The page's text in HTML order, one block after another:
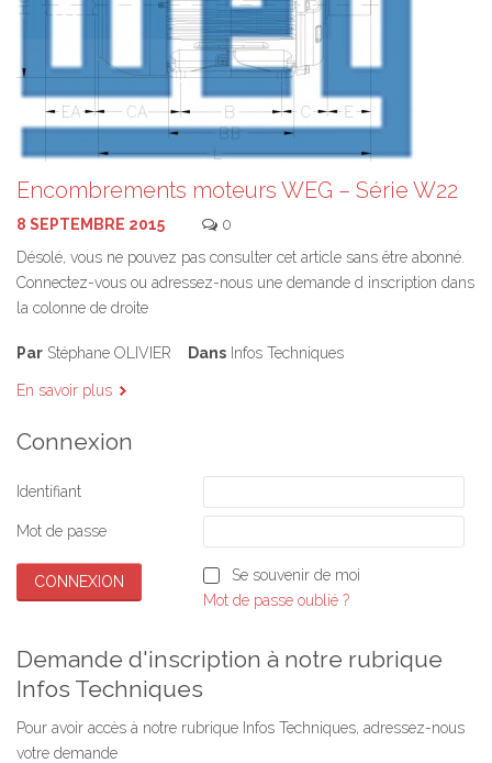
Encombrements moteurs WEG – Série W22
8 SEPTEMBRE 2015
0
Désolé, vous ne pouvez pas consulter cet article sans être abonné.
Connectez-vous ou adressez-nous une demande d inscription dans
la colonne de droite
Par Stéphane OLIVIER Dans Infos Techniques
En savoir plus
Connexion
Identifiant
Mot de passe
Se souvenir de moi
Mot de passe oublié ?
Demande d'inscription à notre rubrique
Infos Techniques
Pour avoir accès à notre rubrique Infos Techniques, adressez-nous
votre demande